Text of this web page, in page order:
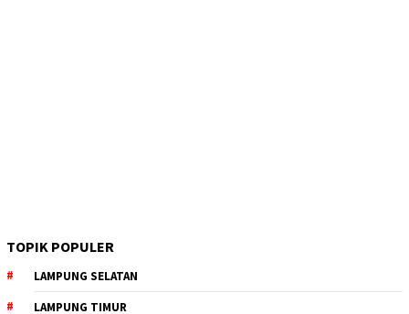
TOPIK POPULER
LAMPUNG SELATAN
LAMPUNG TIMUR